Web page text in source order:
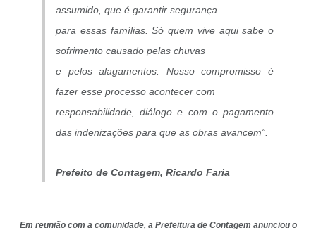
assumido, que é garantir segurança
para essas famílias. Só quem vive aqui sabe o
sofrimento causado pelas chuvas
e pelos alagamentos. Nosso compromisso é
fazer esse processo acontecer com
responsabilidade, diálogo e com o pagamento
das indenizações para que as obras avancem”.
Prefeito de Contagem, Ricardo Faria
Em reunião com a comunidade, a Prefeitura de Contagem anunciou o